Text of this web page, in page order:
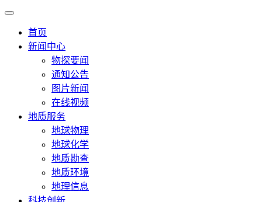
首页
新闻中心
物探要闻
通知公告
图片新闻
在线视频
地质服务
地球物理
地球化学
地质勘查
地质环境
地理信息